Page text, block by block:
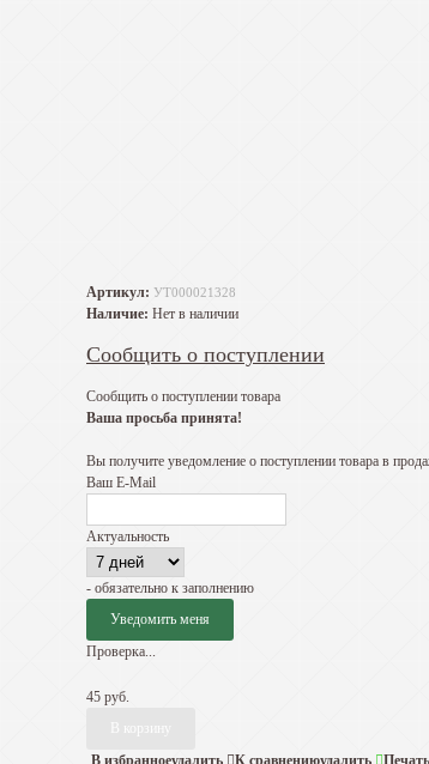
Артикул: УТ000021328
Наличие: Нет в наличии
Сообщить о поступлении
Сообщить о поступлении товара
Ваша просьба принята!
Вы получите уведомление о поступлении товара в
Ваш E-Mail
Актуальность
- обязательно к заполнению
Проверка...
45 руб.
В избранноеудалить К сравнениюудалить
Печать